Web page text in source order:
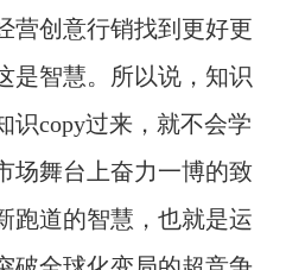
营创意行销找到更好更
是智慧。所以说，知识
识copy过来，就不会学
场舞台上奋力一博的致
跑道的智慧，也就是运